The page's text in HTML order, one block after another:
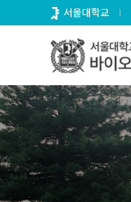
로
뉴
서울대학교